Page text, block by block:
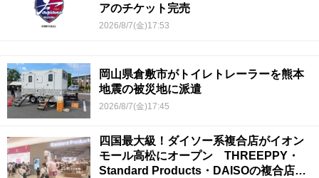
アのチケット完売
2026/8/7(金)17:53
岡山県倉敷市がトイレトレーラーを熊本
地震の被災地に派遣
2026/8/7(金)17:45
四国最大級！ダイソー系複合店がイオン
モール高松にオープン THREEPPY・
Standard Products・DAISOの複合店は